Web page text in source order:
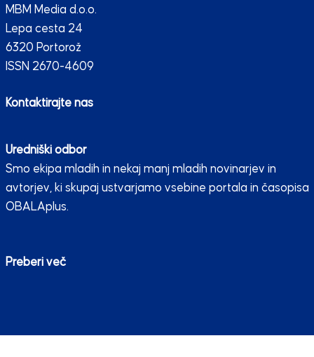
MBM Media d.o.o.
Lepa cesta 24
6320 Portorož
ISSN 2670-4609
Kontaktirajte nas
Uredniški odbor
Smo ekipa mladih in nekaj manj mladih novinarjev in
avtorjev, ki skupaj ustvarjamo vsebine portala in časopisa
OBALAplus.
Preberi več